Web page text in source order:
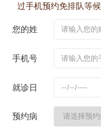
过手机预约免排队等候
您的姓
手机号
就诊日
预约病